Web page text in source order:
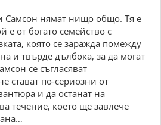
Самсон нямат нищо общо. Тя е
е от богато семейство с
която се заражда помежду
и твърде дълбока, за да могат
се съгласяват
стават по-сериозни от
и да останат на
течение, което ще завлече